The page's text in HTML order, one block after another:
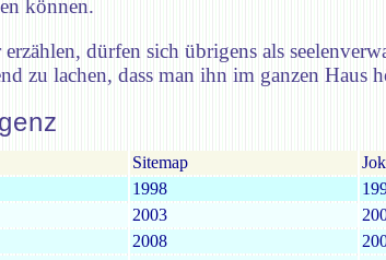
können.
dürfen sich übrigens als
zu lachen, dass man ihn im ganzen Haus
Sitemap
1998
2003
2008